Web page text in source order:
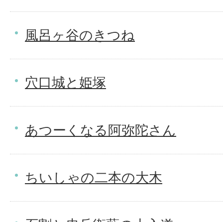
風呂ヶ谷のきつね
穴口城と姫塚
あつーくなる阿弥陀さん
ちいしゃの二本の大木